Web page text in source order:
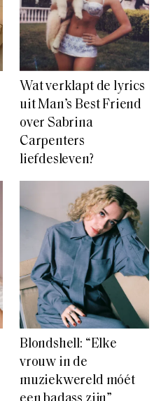
Wat verklapt de lyrics
uit Man’s Best Friend
over Sabrina
Carpenters
liefdesleven?
Blondshell: “Elke
vrouw in de
muziekwereld móét